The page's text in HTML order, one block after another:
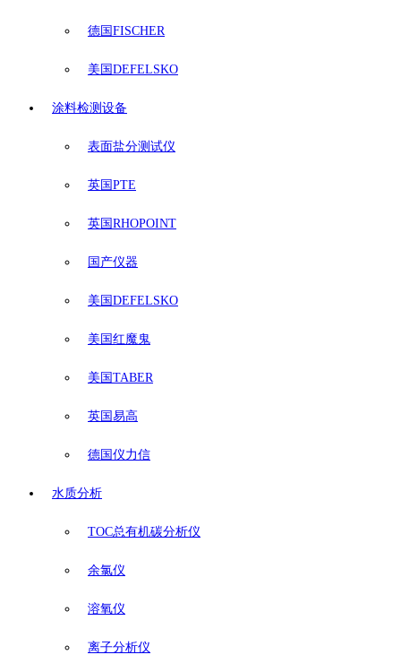
德国FISCHER
美国DEFELSKO
涂料检测设备
表面盐分测试仪
英国PTE
英国RHOPOINT
国产仪器
美国DEFELSKO
美国红魔鬼
美国TABER
英国易高
德国仪力信
水质分析
TOC总有机碳分析仪
余氯仪
溶氧仪
离子分析仪